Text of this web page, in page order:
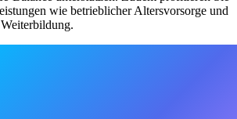
wie betrieblicher Altersvorsorge und